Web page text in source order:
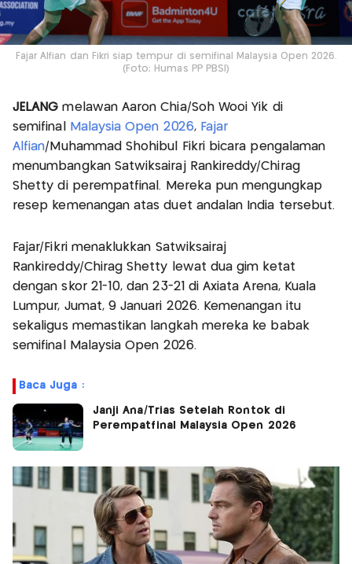
Fajar Alfian dan Fikri siap tempur di semifinal Malaysia Open 2026.
(Foto; Humas PP PBSI)
JELANG melawan Aaron Chia/Soh Wooi Yik di
semifinal
Malaysia Open 2026, Fajar
Alfian/Muhammad Shohibul Fikri bicara pengalaman
menumbangkan Satwiksairaj Rankireddy/Chirag
Shetty di perempatfinal. Mereka pun mengungkap
resep kemenangan atas duet andalan India tersebut.
Fajar/Fikri menaklukkan Satwiksairaj
Rankireddy/Chirag Shetty lewat dua gim ketat
dengan skor 21-10, dan 23-21 di Axiata Arena, Kuala
Lumpur, Jumat, 9 Januari 2026. Kemenangan itu
sekaligus memastikan langkah mereka ke babak
semifinal Malaysia Open 2026.
Baca Juga :
Janji Ana/Trias Setelah Rontok di
Perempatfinal Malaysia Open 2026